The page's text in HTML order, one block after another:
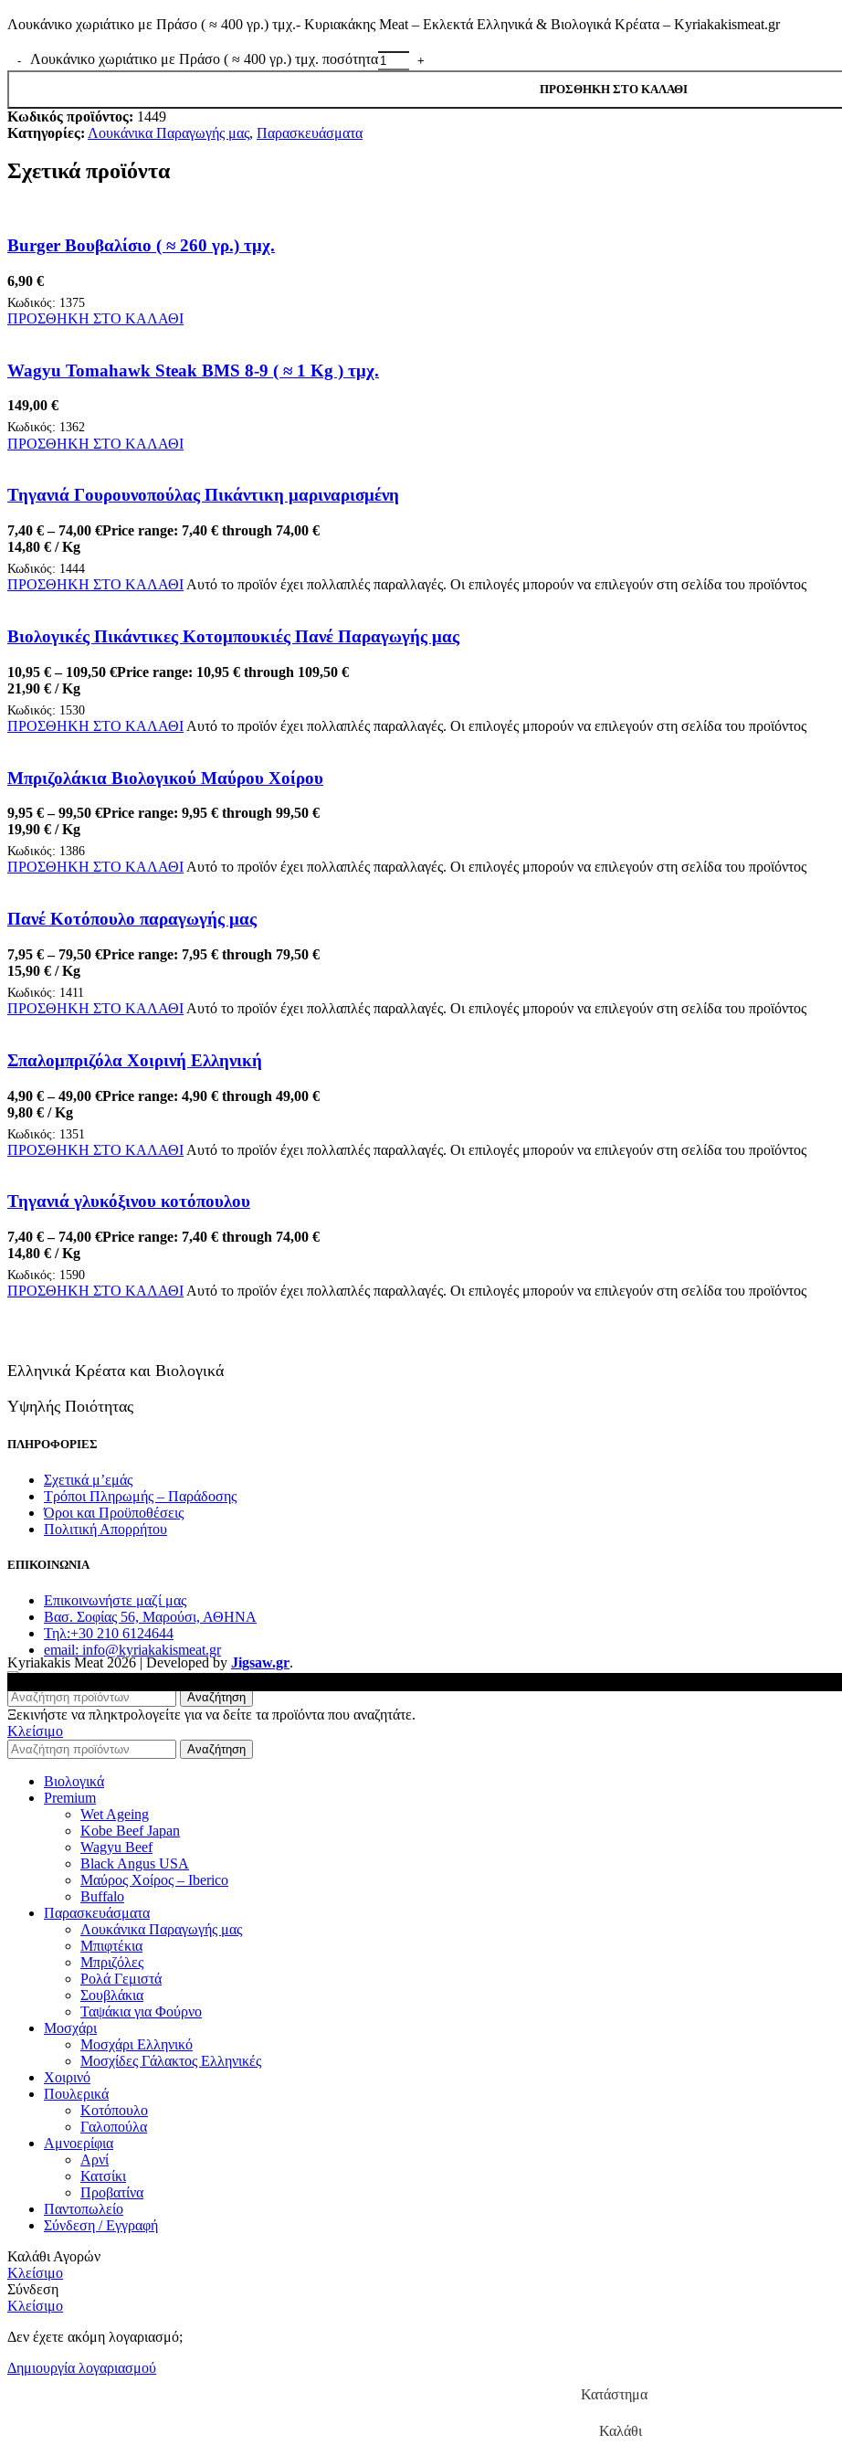
Λουκάνικο χωριάτικο με Πράσο ( ≈ 400 γρ.) τμχ.- Κυριακάκης Meat – Εκλεκτά Ελληνικά & Βιολογικά Κρέατα – Kyriakakismeat.gr
Λουκάνικο χωριάτικο με Πράσο ( ≈ 400 γρ.) τμχ. ποσότητα
ΠΡΟΣΘΗΚΗ ΣΤΟ ΚΑΛΑΘΙ
Κωδικός προϊόντος: 1449
Κατηγορίες: Λουκάνικα Παραγωγής μας, Παρασκευάσματα
Σχετικά προϊόντα
Burger Βουβαλίσιο ( ≈ 260 γρ.) τμχ.
6,90 €
Κωδικός: 1375
ΠΡΟΣΘΗΚΗ ΣΤΟ ΚΑΛΑΘΙ
Wagyu Tomahawk Steak BMS 8-9 ( ≈ 1 Kg ) τμχ.
149,00 €
Κωδικός: 1362
ΠΡΟΣΘΗΚΗ ΣΤΟ ΚΑΛΑΘΙ
Τηγανιά Γουρουνοπούλας Πικάντικη μαριναρισμένη
7,40 € – 74,00 €Price range: 7,40 € through 74,00 €
14,80 € / Kg
Κωδικός: 1444
ΠΡΟΣΘΗΚΗ ΣΤΟ ΚΑΛΑΘΙ Αυτό το προϊόν έχει πολλαπλές παραλλαγές. Οι επιλογές μπορούν να επιλεγούν στη σελίδα του προϊόντος
Βιολογικές Πικάντικες Κοτομπουκιές Πανέ Παραγωγής μας
10,95 € – 109,50 €Price range: 10,95 € through 109,50 €
21,90 € / Kg
Κωδικός: 1530
ΠΡΟΣΘΗΚΗ ΣΤΟ ΚΑΛΑΘΙ Αυτό το προϊόν έχει πολλαπλές παραλλαγές. Οι επιλογές μπορούν να επιλεγούν στη σελίδα του προϊόντος
Μπριζολάκια Βιολογικού Μαύρου Χοίρου
9,95 € – 99,50 €Price range: 9,95 € through 99,50 €
19,90 € / Kg
Κωδικός: 1386
ΠΡΟΣΘΗΚΗ ΣΤΟ ΚΑΛΑΘΙΑυτό το προϊόν έχει πολλαπλές παραλλαγές. Οι επιλογές μπορούν να επιλεγούν στη σελίδα του προϊόντος
Πανέ Κοτόπουλο παραγωγής μας
7,95 € – 79,50 €Price range: 7,95 € through 79,50 €
15,90 € / Kg
Κωδικός: 1411
ΠΡΟΣΘΗΚΗ ΣΤΟ ΚΑΛΑΘΙ Αυτό το προϊόν έχει πολλαπλές παραλλαγές. Οι επιλογές μπορούν να επιλεγούν στη σελίδα του προϊόντος
Σπαλομπριζόλα Χοιρινή Ελληνική
4,90 € – 49,00 €Price range: 4,90 € through 49,00 €
9,80 € / Kg
Κωδικός: 1351
ΠΡΟΣΘΗΚΗ ΣΤΟ ΚΑΛΑΘΙ Αυτό το προϊόν έχει πολλαπλές παραλλαγές. Οι επιλογές μπορούν να επιλεγούν στη σελίδα του προϊόντος
Τηγανιά γλυκόξινου κοτόπουλου
7,40 € – 74,00 €Price range: 7,40 € through 74,00 €
14,80 € / Kg
Κωδικός: 1590
ΠΡΟΣΘΗΚΗ ΣΤΟ ΚΑΛΑΘΙ Αυτό το προϊόν έχει πολλαπλές παραλλαγές. Οι επιλογές μπορούν να επιλεγούν στη σελίδα του προϊόντος
Ελληνικά Κρέατα και Βιολογικά
Υψηλής Ποιότητας
ΠΛΗΡΟΦΟΡΙΕΣ
Σχετικά μ’εμάς
Τρόποι Πληρωμής – Παράδοσης
Όροι και Προϋποθέσεις
Πολιτική Απορρήτου
ΕΠΙΚΟΙΝΩΝΙΑ
Επικοινωνήστε μαζί μας
Βασ. Σοφίας 56, Μαρούσι, ΑΘΗΝΑ
Τηλ:+30 210 6124644
email: info@kyriakakismeat.gr
Kyriakakis Meat 2026 | Developed by Jigsaw.gr.
Αναζήτηση
Ξεκινήστε να πληκτρολογείτε για να δείτε τα προϊόντα που αναζητάτε.
Κλείσιμο
Αναζήτηση
Βιολογικά
Premium
Wet Ageing
Kobe Beef Japan
Wagyu Beef
Black Angus USA
Μαύρος Χοίρος – Iberico
Buffalo
Παρασκευάσματα
Λουκάνικα Παραγωγής μας
Μπιφτέκια
Μπριζόλες
Ρολά Γεμιστά
Σουβλάκια
Ταψάκια για Φούρνο
Μοσχάρι
Μοσχάρι Ελληνικό
Μοσχίδες Γάλακτος Ελληνικές
Χοιρινό
Πουλερικά
Κοτόπουλο
Γαλοπούλα
Αμνοερίφια
Αρνί
Κατσίκι
Προβατίνα
Παντοπωλείο
Σύνδεση / Εγγραφή
Καλάθι Αγορών
Κλείσιμο
Σύνδεση
Κλείσιμο
Δεν έχετε ακόμη λογαριασμό;
Δημιουργία λογαριασμού
Κατάστημα
Καλάθι